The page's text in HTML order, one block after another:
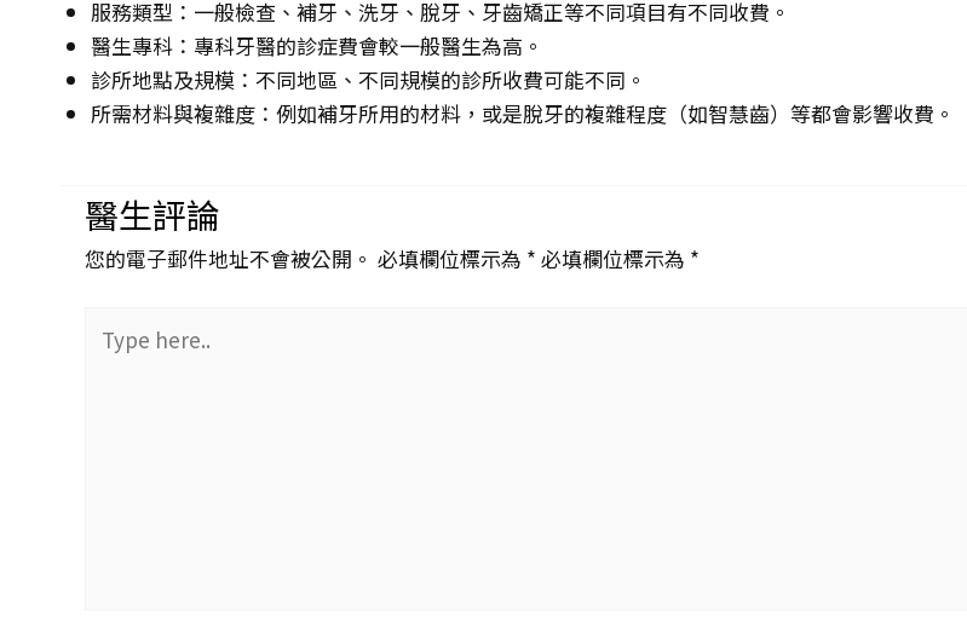
服務類型：一般檢查、補牙、洗牙、脫牙、牙齒矯正等不同項目有不同收費。
醫生專科：專科牙醫的診症費會較一般醫生為高。
診所地點及規模：不同地區、不同規模的診所收費可能不同。
所需材料與複雜度：例如補牙所用的材料，或是脫牙的複雜程度（如智慧齒）等都會影響收費。
醫生評論
您的電子郵件地址不會被公開。 必填欄位標示為 * 必填欄位標示為 *
here..